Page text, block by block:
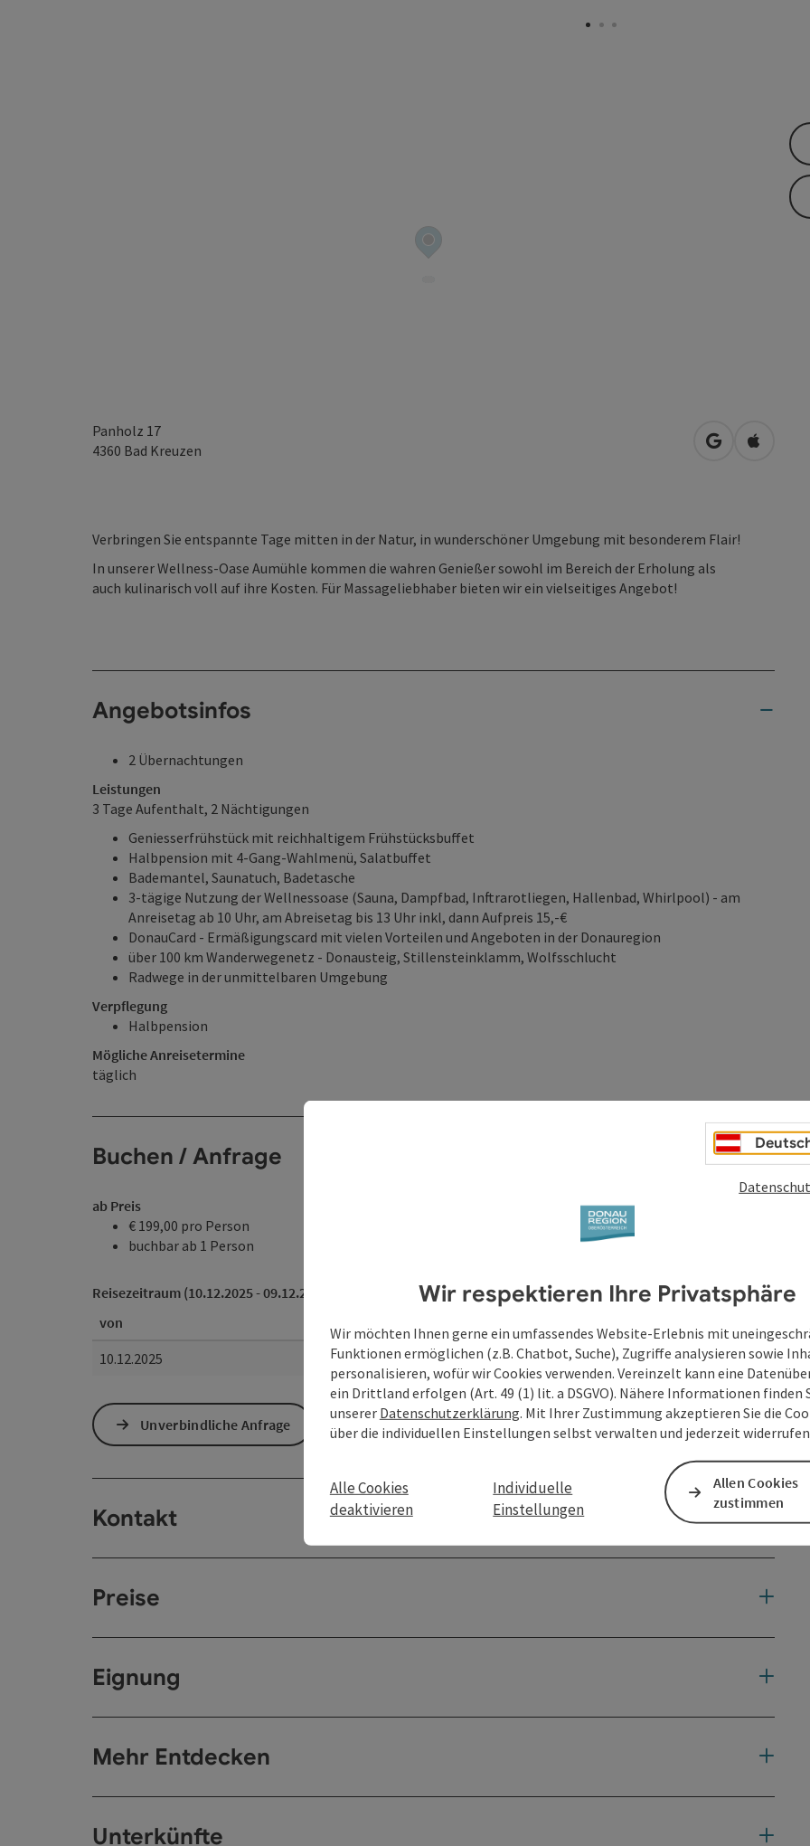
Panholz 17
4360 Bad Kreuzen in Googlein Apple
Verbringen Sie entspannte Tage mitten in der Natur, in wunderschöner Umgebung mit besonderem Flair!
In unserer Wellness-Oase Aumühle kommen die wahren Genießer sowohl im Bereich der Erholung als
auch kulinarisch voll auf ihre Kosten. Für Massageliebhaber bieten wir ein vielseitiges Angebot!
Angebotsinfos
2 Übernachtungen
Leistungen
3 Tage Aufenthalt, 2 Nächtigungen
Geniesserfrühstück mit reichhaltigem Frühstücksbuffet
Halbpension mit 4-Gang-Wahlmenü, Salatbuffet
Bademantel, Saunatuch, Badetasche
3-tägige Nutzung der Wellnessoase (Sauna, Dampfbad, Inftrarotliegen, Hallenbad, Whirlpool) - am
Anreisetag ab 10 Uhr, am Abreisetag bis 13 Uhr inkl, dann Aufpreis 15,-€
DonauCard - Ermäßigungscard mit vielen Vorteilen und Angeboten in der Donauregion
über 100 km Wanderwegenetz - Donausteig, Stillensteinklamm, Wolfsschlucht
Radwege in der unmittelbaren Umgebung
Verpflegung
Halbpension
Mögliche Anreisetermine
täglich
Buchen / Anfrage
ab Preis
€ 199,00 pro Person
buchbar ab 1 Person
Reisezeitraum (10.12.2025 - 09.12.2026)
von
10.12.2025
09.12.2026
Unverbindliche Anfrage
Kontakt
Preise
Eignung
Mehr Entdecken
Unterkünfte
Wir respektieren Ihre Privatsphäre
Wir möchten Ihnen gerne ein umfassendes Website-Erlebnis mit
Funktionen ermöglichen (z.B. Chatbot, Suche), Zugriffe analysieren sowie
personalisieren, wofür wir Cookies verwenden. Vereinzelt kann eine
ein Drittland erfolgen (Art. 49 (1) lit. a DSGVO). Nähere Informationen finden
unserer Datenschutzerklärung. Mit Ihrer Zustimmung akzeptieren Sie die
über die individuellen Einstellungen selbst verwalten und jederzeit
Alle Cookies
deaktivieren
Individuelle
Einstellungen
Allen Cookies
zustimmen